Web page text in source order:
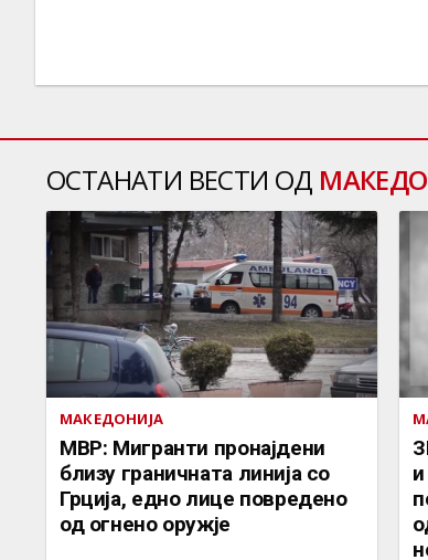
ОСТАНАТИ ВЕСТИ ОД
МАКЕДОНИЈА
МВР: Мигранти пронајдени
близу граничната линија со
Грција, едно лице повредено
од огнено оружје